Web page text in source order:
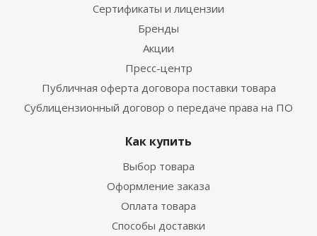
Сертификаты и лицензии
Бренды
Акции
Пресс-центр
Публичная оферта договора поставки товара
Сублицензионный договор о передаче права на ПО
Как купить
Выбор товара
Оформление заказа
Оплата товара
Способы доставки